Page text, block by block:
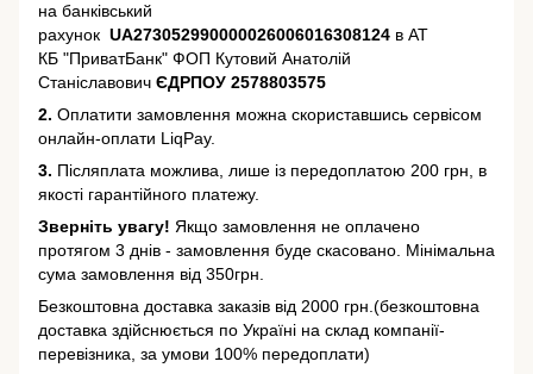
на банківський
рахунок UA273052990000026006016308124 в АТ
КБ "ПриватБанк" ФОП Кутовий Анатолій
Станіславович ЄДРПОУ 2578803575
2. Оплатити замовлення можна скориставшись сервісом
онлайн-оплати LiqPay.
3. Післяплата можлива, лише із передоплатою 200 грн, в
якості гарантійного платежу.
Зверніть увагу! Якщо замовлення не оплачено
протягом 3 днів - замовлення буде скасовано. Мінімальна
сума замовлення від 350грн.
Безкоштовна доставка заказів від 2000 грн.(безкоштовна
доставка здійснюється по Україні на склад компанії-
перевізника, за умови 100% передоплати)